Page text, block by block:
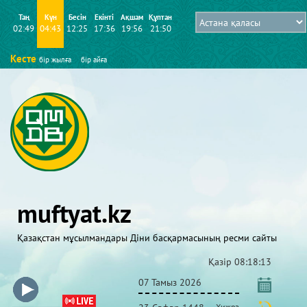
Таң
02:49
Күн
04:43
Бесін
12:25
Екінті
17:36
Ақшам
19:56
Құптан
21:50
Кесте бір жылға бір айға
muftyat.kz
Қазақстан мұсылмандары Діни басқармасының ресми сайты
Қазір 08:18:13
07 Тамыз 2026